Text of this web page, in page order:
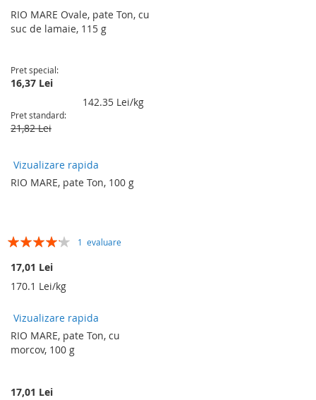
RIO MARE Ovale, pate Ton, cu
suc de lamaie, 115 g
Pret special
16,37 Lei
142.35 Lei/kg
Pret standard
21,82 Lei
Vizualizare rapida
RIO MARE, pate Ton, 100 g
Rating:
1 evaluare
17,01 Lei
170.1 Lei/kg
Vizualizare rapida
RIO MARE, pate Ton, cu
morcov, 100 g
17,01 Lei